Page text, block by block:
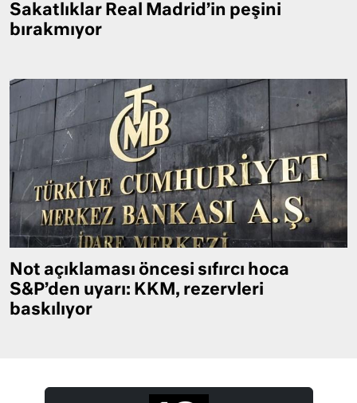
Sakatlıklar Real Madrid’in peşini
bırakmıyor
Not açıklaması öncesi sıfırcı hoca
S&P’den uyarı: KKM, rezervleri
baskılıyor